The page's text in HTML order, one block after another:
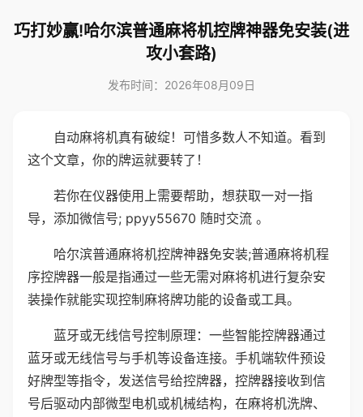
巧打妙赢!哈尔滨普通麻将机控牌神器免安装(进
攻小套路)
发布时间：2026年08月09日
自动麻将机真有破绽！可惜多数人不知道。看到
这个文章，你的牌运就要转了！
若你在仪器使用上需要帮助，想获取一对一指
导，添加微信号; ppyy55670 随时交流 。
哈尔滨普通麻将机控牌神器免安装;普通麻将机程
序控牌器一般是指通过一些无需对麻将机进行复杂安
装操作就能实现控制麻将牌功能的设备或工具。
蓝牙或无线信号控制原理：一些智能控牌器通过
蓝牙或无线信号与手机等设备连接。手机端软件预设
好牌型等指令，发送信号给控牌器，控牌器接收到信
号后驱动内部微型电机或机械结构，在麻将机洗牌、